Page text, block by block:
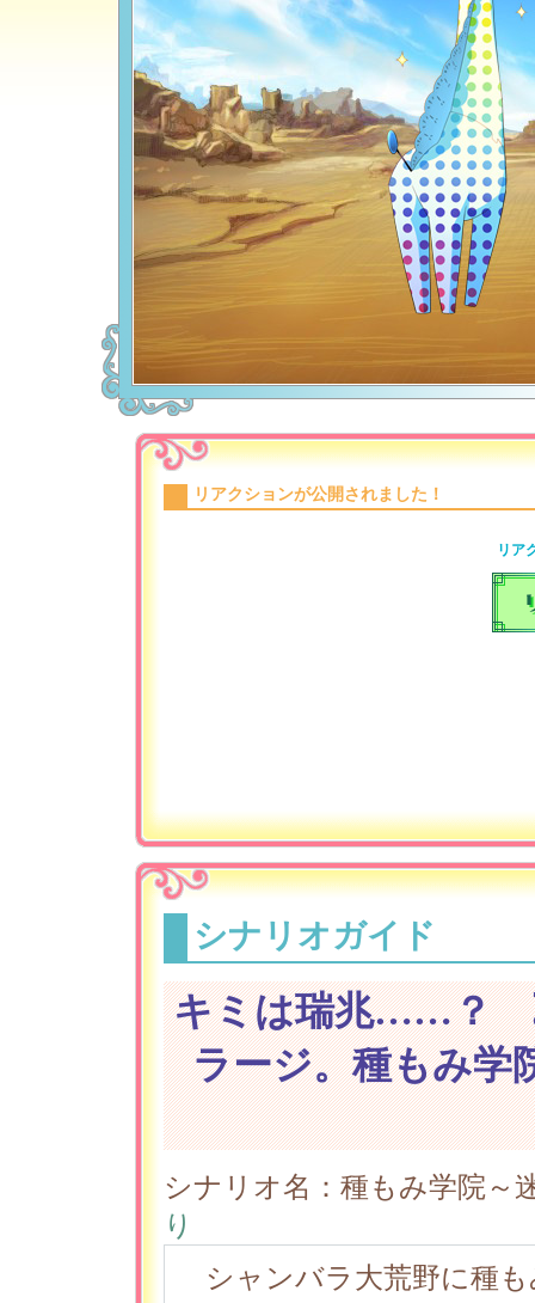
リアクションが公開されました！
リア
シナリオガイド
キミは瑞兆……？
ラージ。種もみ
シナリオ名：種もみ学院～
り
シャンバラ大荒野に種も